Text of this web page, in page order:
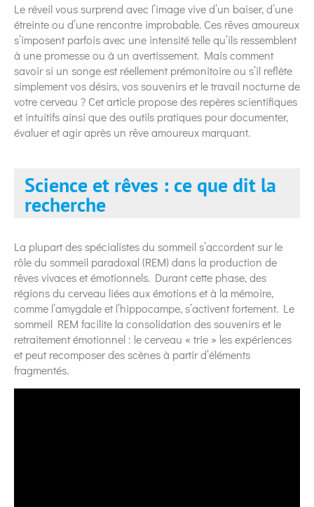
Le réveil vous surprend avec l’image vive d’un baiser, d’une
étreinte ou d’une rencontre improbable. Ces rêves amoureux
s’imposent parfois avec une intensité telle qu’ils ressemblent
à une promesse ou à un avertissement. Mais comment
savoir si un songe est réellement prémonitoire ou s’il reflète
simplement vos désirs, vos souvenirs et le travail nocturne de
votre cerveau ? Cet article propose des repères scientifiques
et intuitifs ainsi que des outils pratiques pour documenter,
évaluer et agir après un rêve amoureux marquant.
Science et rêves : ce que dit la
recherche
La plupart des spécialistes du sommeil s’accordent sur le
rôle du sommeil paradoxal (REM) dans la production de
rêves vivaces et émotionnels. Durant cette phase, des
régions du cerveau liées aux émotions et à la mémoire,
comme l’amygdale et l’hippocampe, s’activent fortement. Le
sommeil REM facilite la consolidation des souvenirs et le
retraitement émotionnel : le cerveau « trie » les expériences
et peut recomposer des scènes à partir d’éléments
fragmentés.